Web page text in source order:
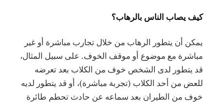
كيف يصاب الناس بالرهاب؟
يمكن أن يتطور الرهاب من خلال تجارب مباشرة أو غير
مباشرة مع موضوع أو موقف الخوف. على سبيل المثال،
قد يتطور لدى الشخص خوف من الكلاب بعد تعرضه
للعض من أحد الكلاب (تجربة مباشرة)، أو قد يتطور لديه
خوف من الطيران بعد سماعه عن حادث تحطم طائرة